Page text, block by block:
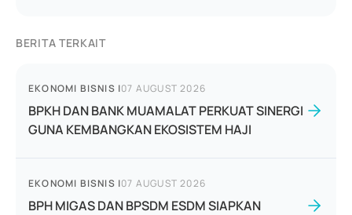
BERITA TERKAIT
EKONOMI BISNIS |07 AUGUST 2026
BPKH DAN BANK MUAMALAT PERKUAT SINERGI
GUNA KEMBANGKAN EKOSISTEM HAJI
EKONOMI BISNIS |07 AUGUST 2026
BPH MIGAS DAN BPSDM ESDM SIAPKAN